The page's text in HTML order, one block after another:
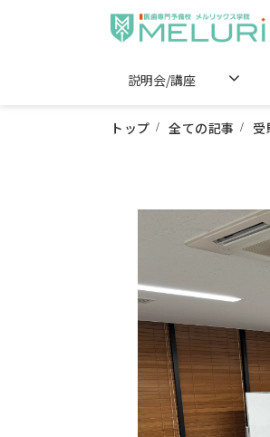
説明会/講座
トップ 全ての記事 受